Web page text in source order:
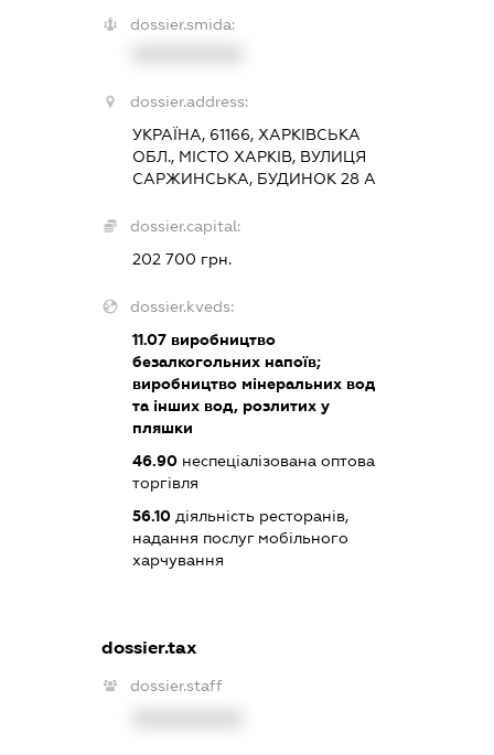
dossier.smida:
dossier.address:
УКРАЇНА, 61166, ХАРКІВСЬКА
ОБЛ., МІСТО ХАРКІВ, ВУЛИЦЯ
САРЖИНСЬКА, БУДИНОК 28 А
dossier.capital:
202 700 грн.
dossier.kveds:
11.07 виробництво
безалкогольних напоїв;
виробництво мінеральних вод
та інших вод, розлитих у
пляшки
46.90 неспеціалізована оптова
торгівля
56.10 діяльність ресторанів,
надання послуг мобільного
харчування
dossier.tax
dossier.staff